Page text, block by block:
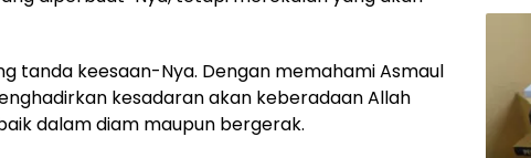
tanda keesaan-Nya. Dengan memahami Asmaul
kesadaran akan keberadaan Allah
dalam diam maupun bergerak.